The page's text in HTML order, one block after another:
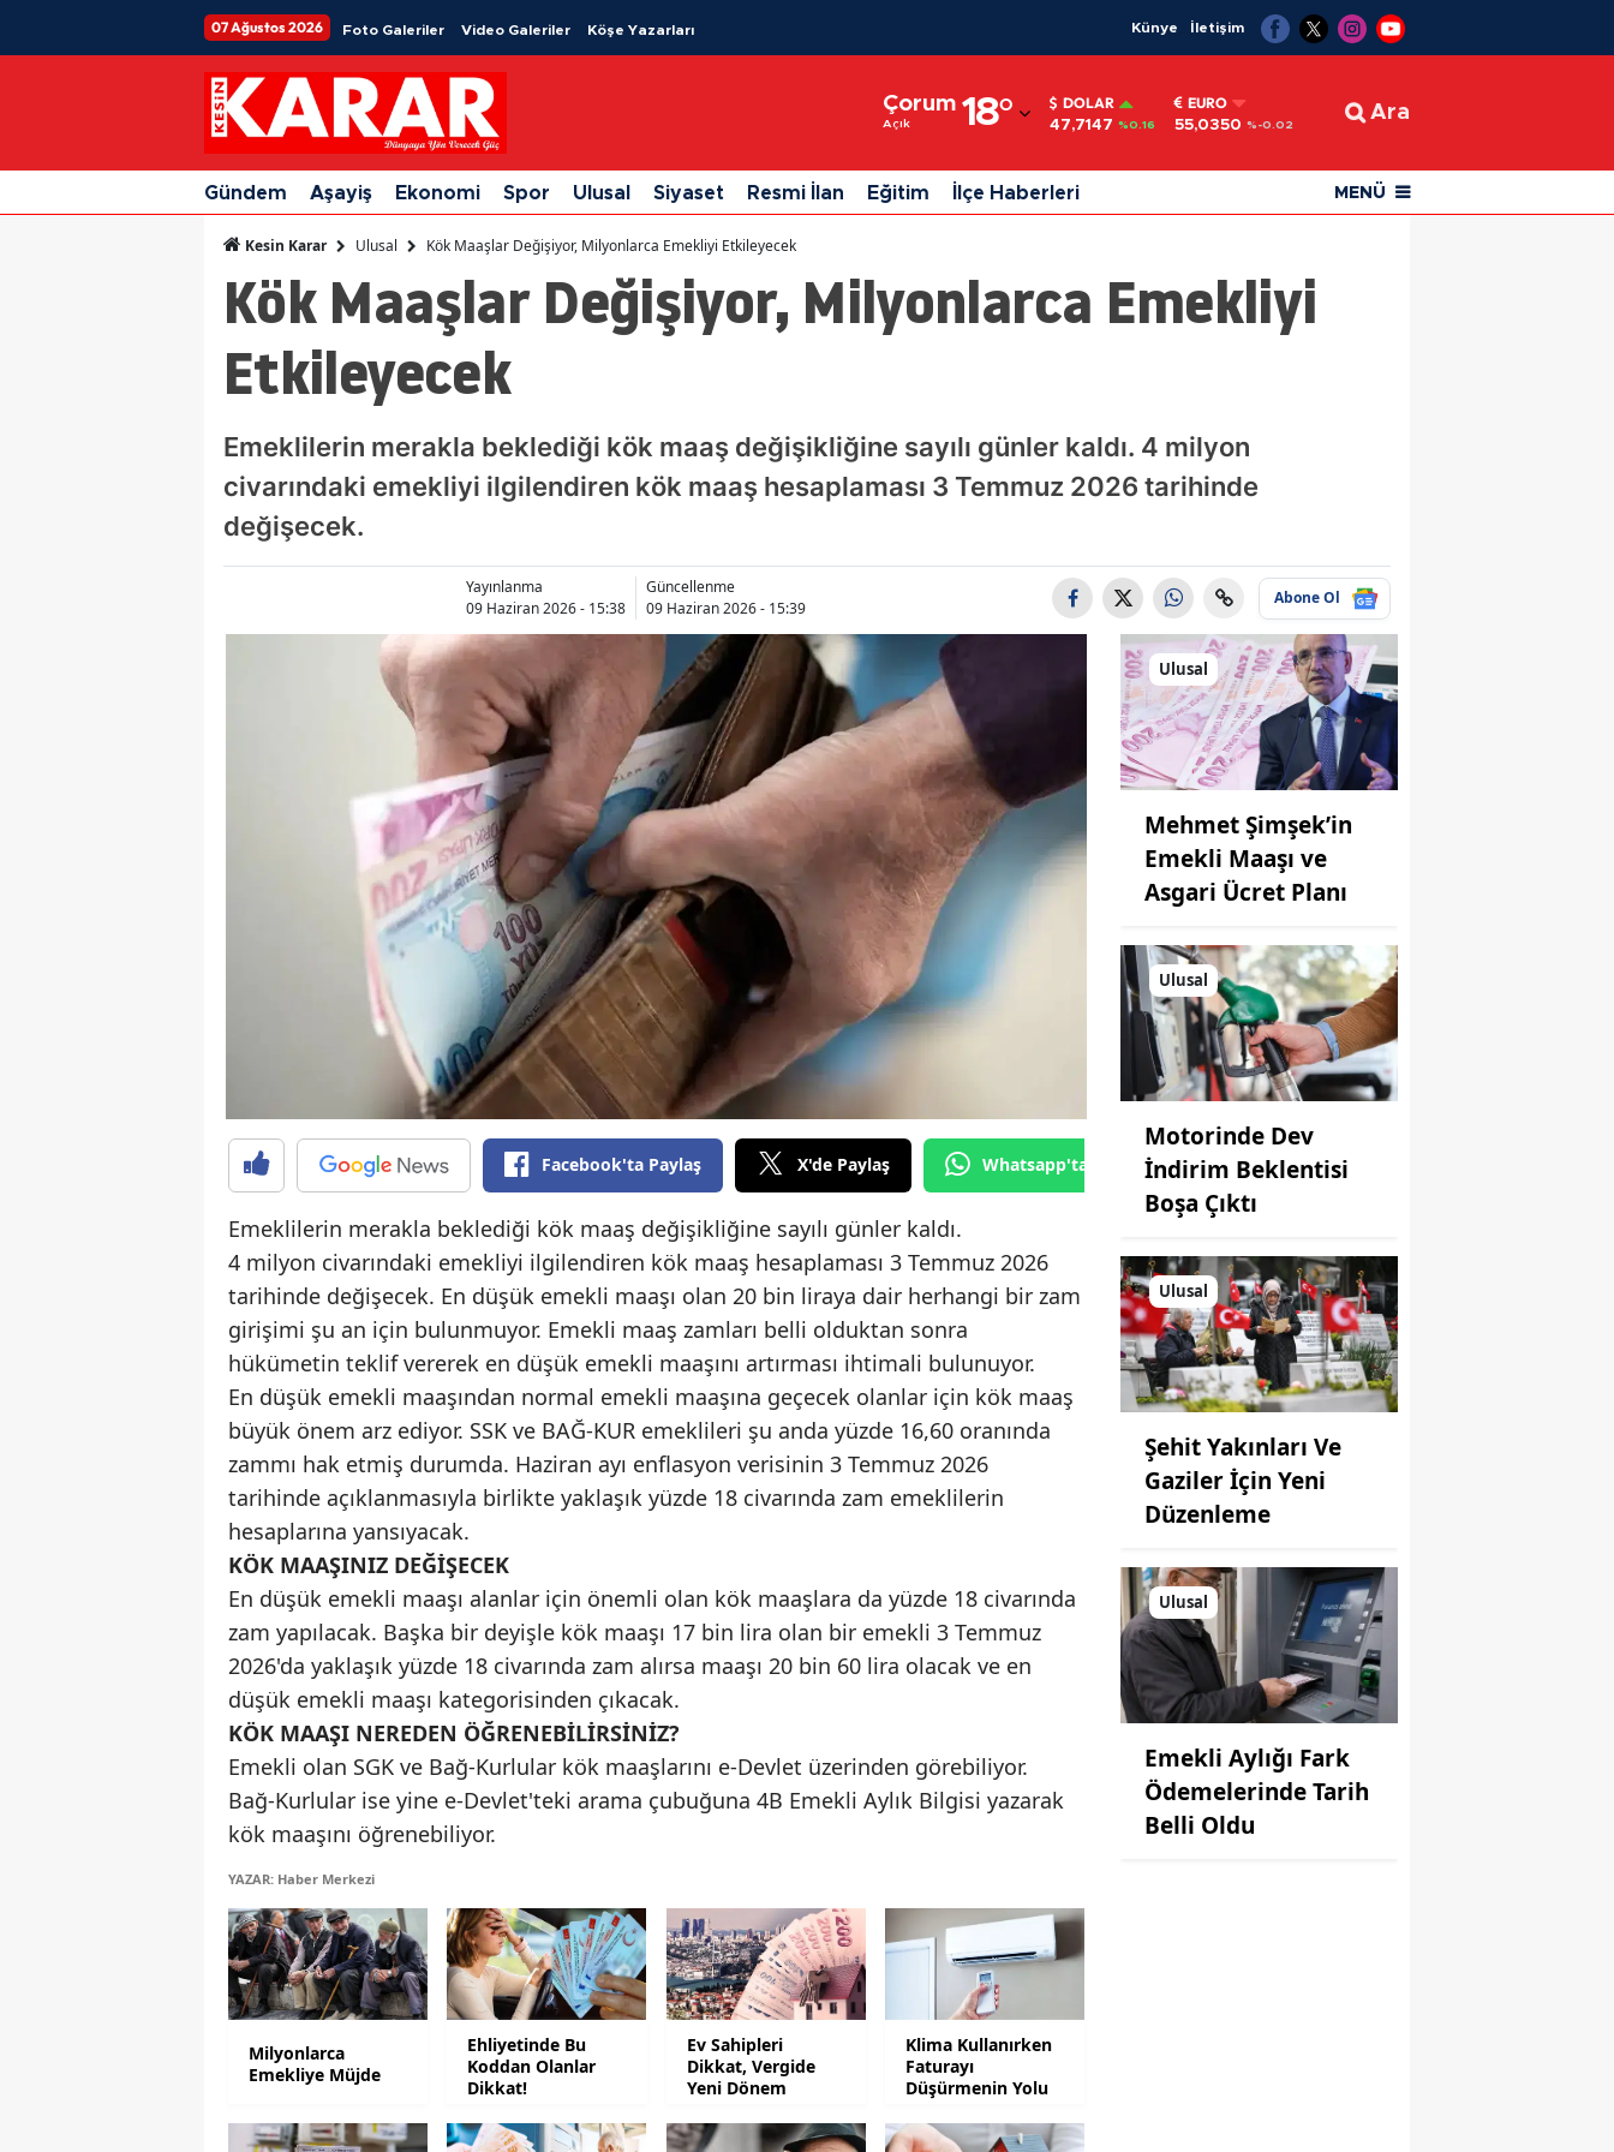
07 Ağustos 2026 Foto Galeriler Video Galeriler Köşe Yazarları Künye İletişim
Çorum
Açık 18°
Adıyaman
Afyonkarahisar
Ağrı
Ankara
Aydın
Bilecik
Bitlis
Bolu
Burdur
Çanakkale
Çankırı
Çorum
Denizli
Elazığ
Erzurum
Eskişehir
Gaziantep
Giresun
Hakkari
Isparta
Mersin
Kars
Kırklareli
Kırşehir
Kocaeli
Konya
Kütahya
DOLAR
47,7147 %0.16
EURO
55,0350 %-0.02
Ara
Gündem Aşayiş Ekonomi Spor Ulusal Siyaset Resmi İlan Eğitim İlçe Haberleri MENÜ
Kesin Karar Ulusal Kök Maaşlar Değişiyor, Milyonlarca Emekliyi Etkileyecek
Kök Maaşlar Değişiyor, Milyonlarca Emekliyi
Etkileyecek
Emeklilerin merakla beklediği kök maaş değişikliğine sayılı günler kaldı. 4 milyon
civarındaki emekliyi ilgilendiren kök maaş hesaplaması 3 Temmuz 2026 tarihinde
değişecek.
Yayınlanma
09 Haziran 2026 - 15:38
Güncellenme
09 Haziran 2026 - 15:39
Abone Ol
Facebook'ta Paylaş X'de Paylaş Whatsapp'tan Gönder
Emeklilerin merakla beklediği kök maaş değişikliğine sayılı günler kaldı.
4 milyon civarındaki emekliyi ilgilendiren kök maaş hesaplaması 3 Temmuz 2026
tarihinde değişecek. En düşük emekli maaşı olan 20 bin liraya dair herhangi bir zam
girişimi şu an için bulunmuyor. Emekli maaş zamları belli olduktan sonra
hükümetin teklif vererek en düşük emekli maaşını artırması ihtimali bulunuyor.
En düşük emekli maaşından normal emekli maaşına geçecek olanlar için kök maaş
büyük önem arz ediyor. SSK ve BAĞ-KUR emeklileri şu anda yüzde 16,60 oranında
zammı hak etmiş durumda. Haziran ayı enflasyon verisinin 3 Temmuz 2026
tarihinde açıklanmasıyla birlikte yaklaşık yüzde 18 civarında zam emeklilerin
hesaplarına yansıyacak.
KÖK MAAŞINIZ DEĞİŞECEK
En düşük emekli maaşı alanlar için önemli olan kök maaşlara da yüzde 18 civarında
zam yapılacak. Başka bir deyişle kök maaşı 17 bin lira olan bir emekli 3 Temmuz
2026'da yaklaşık yüzde 18 civarında zam alırsa maaşı 20 bin 60 lira olacak ve en
düşük emekli maaşı kategorisinden çıkacak.
KÖK MAAŞI NEREDEN ÖĞRENEBİLİRSİNİZ?
Emekli olan SGK ve Bağ-Kurlular kök maaşlarını e-Devlet üzerinden görebiliyor.
Bağ-Kurlular ise yine e-Devlet'teki arama çubuğuna 4B Emekli Aylık Bilgisi yazarak
kök maaşını öğrenebiliyor.
YAZAR: Haber Merkezi
Milyonlarca
Emekliye Müjde
Ehliyetinde Bu
Koddan Olanlar
Dikkat!
Ev Sahipleri
Dikkat, Vergide
Yeni Dönem
Klima Kullanırken
Faturayı
Düşürmenin Yolu
Ulusal
Mehmet Şimşek’in
Emekli Maaşı ve
Asgari Ücret Planı
Ulusal
Motorinde Dev
İndirim Beklentisi
Boşa Çıktı
Ulusal
Şehit Yakınları Ve
Gaziler İçin Yeni
Düzenleme
Ulusal
Emekli Aylığı Fark
Ödemelerinde Tarih
Belli Oldu